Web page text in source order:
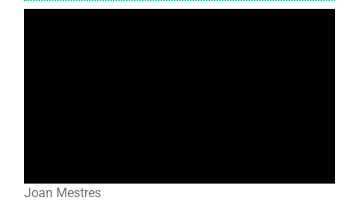
Joan Mestres